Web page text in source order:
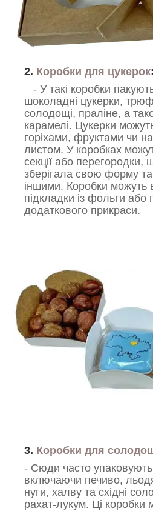
2. Коробки для цукерок:
- У такі коробки
шоколадні цукерки,
солодощі, праліне, а
карамелі. Цукерки
горіхами, фруктами чи
листом. У коробках
секції або перегородки,
зберігала свою форму
іншими. Коробки можуть
підкладки із фольги або
додаткового прикраси.
3. Коробки для
- Сюди часто упаковують
включаючи печиво,
нуги, халву та східні
рахат-лукум. Ці коробки